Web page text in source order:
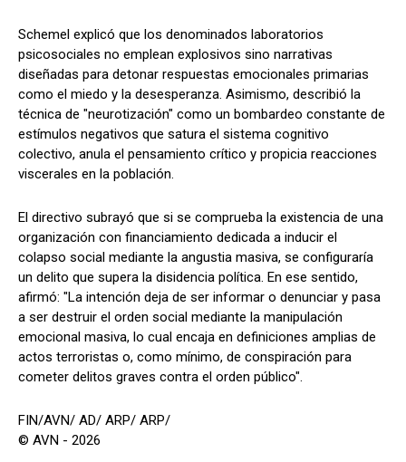
Schemel explicó que los denominados laboratorios
psicosociales no emplean explosivos sino narrativas
diseñadas para detonar respuestas emocionales primarias
como el miedo y la desesperanza. Asimismo, describió la
técnica de "neurotización" como un bombardeo constante de
estímulos negativos que satura el sistema cognitivo
colectivo, anula el pensamiento crítico y propicia reacciones
viscerales en la población.
El directivo subrayó que si se comprueba la existencia de una
organización con financiamiento dedicada a inducir el
colapso social mediante la angustia masiva, se configuraría
un delito que supera la disidencia política. En ese sentido,
afirmó: "La intención deja de ser informar o denunciar y pasa
a ser destruir el orden social mediante la manipulación
emocional masiva, lo cual encaja en definiciones amplias de
actos terroristas o, como mínimo, de conspiración para
cometer delitos graves contra el orden público".
FIN/AVN/ AD/ ARP/ ARP/
© AVN - 2026